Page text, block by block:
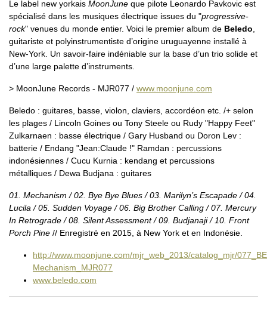
Le label new yorkais MoonJune que pilote Leonardo Pavkovic est
spécialisé dans les musiques électrique issues du "progressive-
rock" venues du monde entier. Voici le premier album de Beledo
guitariste et polyinstrumentiste d’origine uruguayenne installé à
New-York. Un savoir-faire indéniable sur la base d’un trio solide et
d’une large palette d’instruments.
> MoonJune Records - MJR077 / www.moonjune.com
Beledo : guitares, basse, violon, claviers, accordéon etc. /+ selon
les plages / Lincoln Goines ou Tony Steele ou Rudy "Happy Feet"
Zulkarnaen : basse électrique / Gary Husband ou Doron Lev :
batterie / Endang "Jean:Claude !" Ramdan : percussions
indonésiennes / Cucu Kurnia : kendang et percussions
métalliques / Dewa Budjana : guitares
01. Mechanism / 02. Bye Bye Blues / 03. Marilyn’s Escapade / 04.
Lucila / 05. Sudden Voyage / 06. Big Brother Calling / 07. Mercury
In Retrograde / 08. Silent Assessment / 09. Budjanaji / 10. Front
Porch Pine // Enregistré en 2015, à New York et en Indonésie.
http://www.moonjune.com/mjr_web_2013/catalog_mjr/
Mechanism_MJR077
www.beledo.com